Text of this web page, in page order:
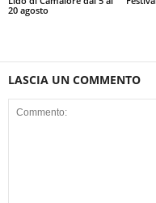
20 agosto
LASCIA UN COMMENTO